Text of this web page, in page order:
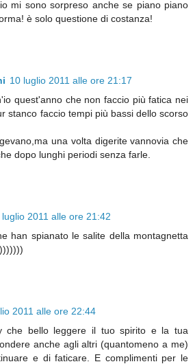
mi sono sorpreso anche se piano piano
è solo questione di costanza!
10 luglio 2011 alle ore 21:17
quest'anno che non faccio più fatica nei
stanco faccio tempi più bassi dello scorso
una volta digerite vannovia che
dopo lunghi periodi senza farle.
luglio 2011 alle ore 21:42
han spianato le salite della montagnetta
2011 alle ore 22:44
che bello leggere il tuo spirito e la tua
anche agli altri (quantomeno a me)
e di faticare. E complimenti per le